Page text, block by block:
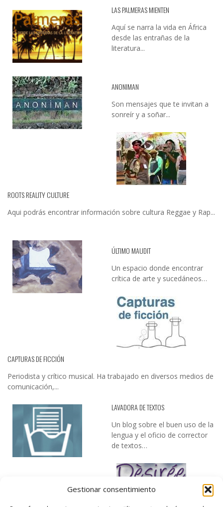
Gestionar consentimiento
LAS PALMERAS MIENTEN
Aquí se narra la vida en África
desde las entrañas de la
literatura...
ANONIMAN
Son mensajes que te invitan a
sonreír y a soñar...
ROOTS REALITY CULTURE
Aqui podrás encontrar información sobre cultura Reggae y Rap...
ÚLTIMO MAUDIT
Un espacio donde encontrar
crítica de arte y sucedáneos…
CAPTURAS DE FICCIÓN
Periodista y crítico musical. Ha trabajado en diversos medios de
comunicación,...
LAVADORA DE TEXTOS
Un blog sobre el buen uso de la
lengua y el oficio de corrector
de textos…